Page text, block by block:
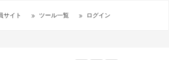
サイト ツール一覧 ログイン